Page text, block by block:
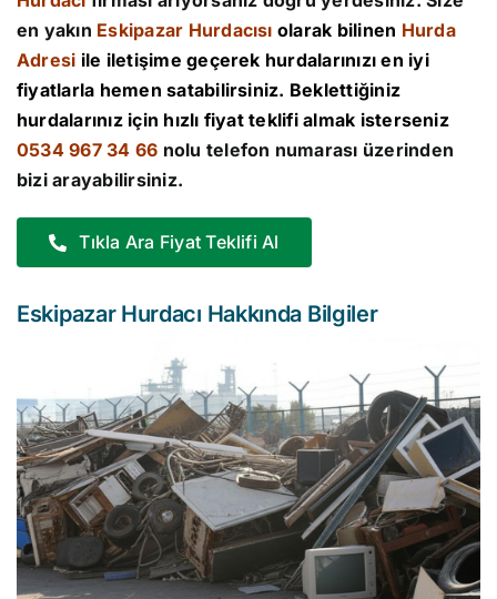
en yakın Eskipazar Hurdacısı olarak bilinen Hurda
Adresi ile iletişime geçerek hurdalarınızı en iyi
fiyatlarla hemen satabilirsiniz. Beklettiğiniz
hurdalarınız için hızlı fiyat teklifi almak isterseniz
0534 967 34 66 nolu telefon numarası üzerinden
bizi arayabilirsiniz.
Tıkla Ara Fiyat Teklifi Al
Eskipazar Hurdacı Hakkında Bilgiler